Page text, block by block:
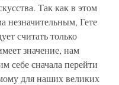
Так как в этом
незначительным, Гете
считать только
значение, нам
себе сначала перейти
для наших великих